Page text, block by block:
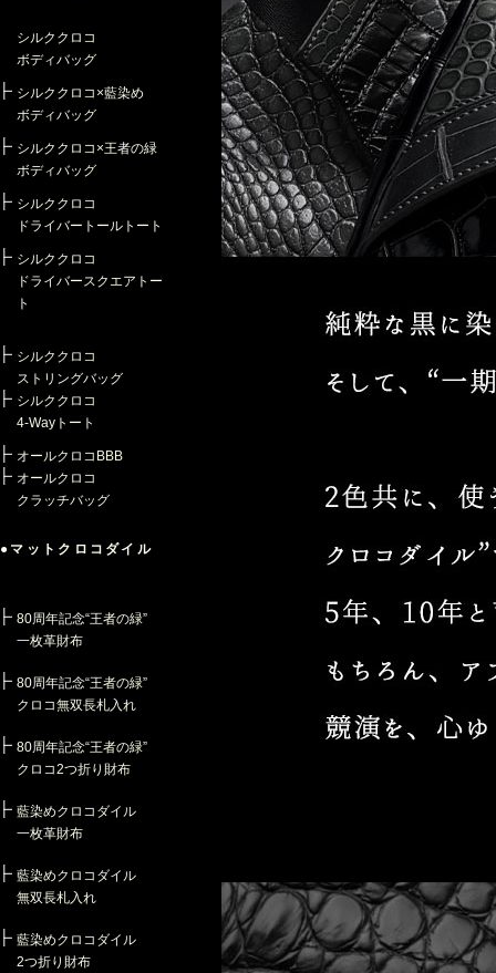
シルククロコ
ボディバッグ
シルククロコ×藍染め
ボディバッグ
シルククロコ×王者の緑
ボディバッグ
シルククロコ
ドライバートールトート
シルククロコ
ドライバースクエアトー
ト
シルククロコ
ストリングバッグ
シルククロコ
4-Wayトート
オールクロコBBB
オールクロコ
クラッチバッグ
●マットクロコダイル
80周年記念“王者の緑”
一枚革財布
80周年記念“王者の緑”
クロコ無双長札入れ
80周年記念“王者の緑”
クロコ2つ折り財布
藍染めクロコダイル
一枚革財布
藍染めクロコダイル
無双長札入れ
藍染めクロコダイル
2つ折り財布